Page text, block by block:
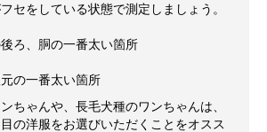
セをしている状態で測定しましょう。
ろ、胴の一番太い箇所
の一番太い箇所
ちゃんや、長毛犬種のワンちゃんは、
の洋服をお選びいただくことをオスス